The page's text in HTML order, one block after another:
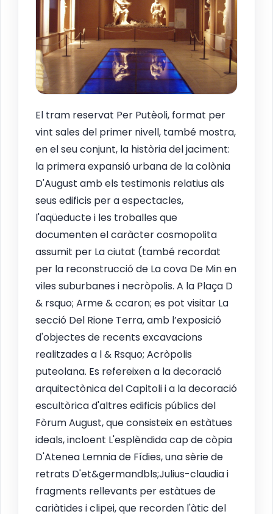
El tram reservat Per Putèoli, format per
vint sales del primer nivell, també mostra,
en el seu conjunt, la història del jaciment:
la primera expansió urbana de la colònia
D'August amb els testimonis relatius als
seus edificis per a espectacles,
l'aqüeducte i les troballes que
documenten el caràcter cosmopolita
assumit per La ciutat (també recordat
per la reconstrucció de La cova De Min en
viles suburbanes i necròpolis. A la Plaça D
& rsquo; Arme & ccaron; es pot visitar La
secció Del Rione Terra, amb l’exposició
d'objectes de recents excavacions
realitzades a l & Rsquo; Acròpolis
puteolana. Es refereixen a la decoració
arquitectònica del Capitoli i a la decoració
escultòrica d'altres edificis públics del
Fòrum August, que consisteix en estàtues
ideals, incloent L'esplèndida cap de còpia
D'Atenea Lemnia de Fídies, una sèrie de
retrats D'et&germandbls;Julius-claudia i
fragments rellevants per estàtues de
cariàtides i clipei, que recorden l'àtic del